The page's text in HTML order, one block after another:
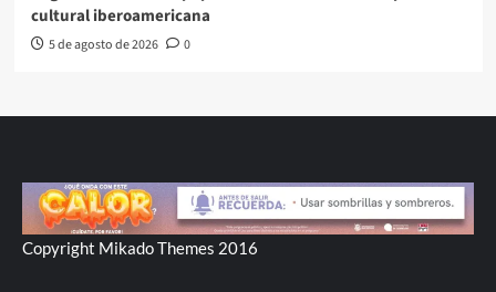
cultural iberoamericana
5 de agosto de 2026 0
Copyright Mikado Themes 2016